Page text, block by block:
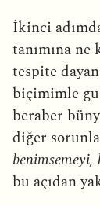
İkinci
tanımına
tespite
biçimimle
beraber
diğer
bu açıdan